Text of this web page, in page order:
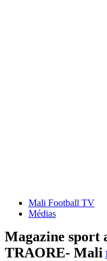
Mali Football TV
Médias
Magazine sport
TRAORE- Mali